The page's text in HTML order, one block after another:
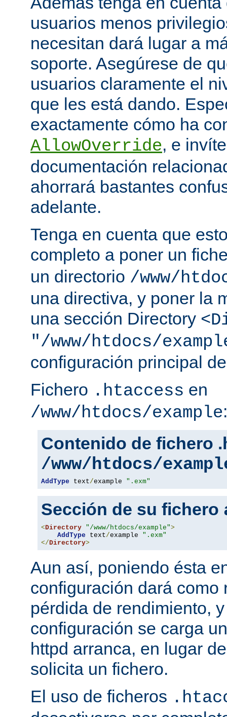
usuarios menos
necesitan dará lugar a
soporte. Asegúrese de
usuarios claramente el
que les está dando.
exactamente cómo ha
AllowOverride, e
documentación
ahorrará bastantes
adelante.
Tenga en cuenta que
completo a poner un
un directorio /www/
una directiva, y poner la
una sección Directory
"/www/htdocs/
configuración principal
Fichero .htaccess en
/www/htdocs/example:
Contenido de fichero
/www/htdocs/
AddType text/example ".exm"
Sección de su fichero
<Directory "/www/htdocs/example">
AddType text/example ".exm"
</Directory>
Aun así, poniendo ésta
configuración dará como
pérdida de rendimiento,
configuración se carga
httpd arranca, en lugar
solicita un fichero.
El uso de ficheros